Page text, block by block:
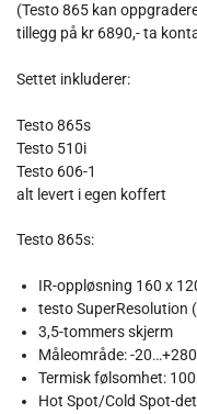
(Testo 865 kan
tillegg på kr 6890,- ta
Settet inkluderer:
Testo 865s
Testo 510i
Testo 606-1
alt levert i egen koffert
Testo 865s:
IR-oppløsning 160 x
testo SuperResolution
3,5-tommers skjerm
Måleområde: -20…+280
Termisk følsomhet:
Hot Spot/Cold Spot-